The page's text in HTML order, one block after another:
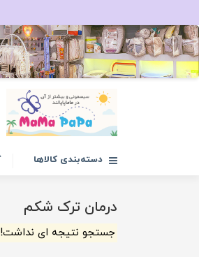
دسته‌بندی کالاها
درمان ترک شکم
جستجو نتیجه ای نداشت!